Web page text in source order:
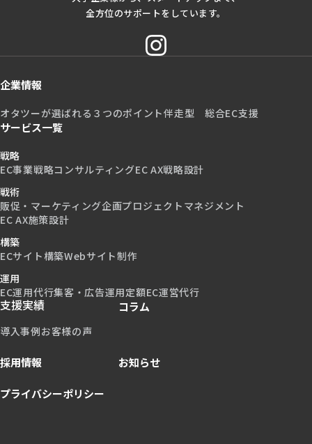
全方位のサポートをしています。
企業情報
オタツーが選ばれる３つのポイント伴走型 総合EC支援
サービス一覧
戦略
EC事業戦略コンサルティングEC AX戦略設計
戦術
販促・マーケティング企画プロジェクトマネジメント
EC AX施策設計
構築
ECサイト構築Webサイト制作
運用
EC運用代行集客・広告運用定額EC運営代行
支援実績
導入事例お客様の声
コラム
採用情報 お知らせ
プライバシーポリシー